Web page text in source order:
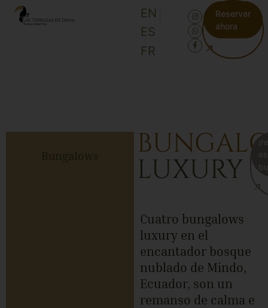
EN
ES
FR
Reservar
ahora
Bungalows LUXURY
Cuatro bungalows
luxury en el
encantador bosque
nublado de Mindo,
Ecuador, son un
remanso de calma e